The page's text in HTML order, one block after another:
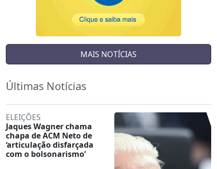
MAIS NOTÍCIAS
Últimas Notícias
ELEIÇÕES
Jaques Wagner chama
chapa de ACM Neto de
‘articulação disfarçada
com o bolsonarismo’